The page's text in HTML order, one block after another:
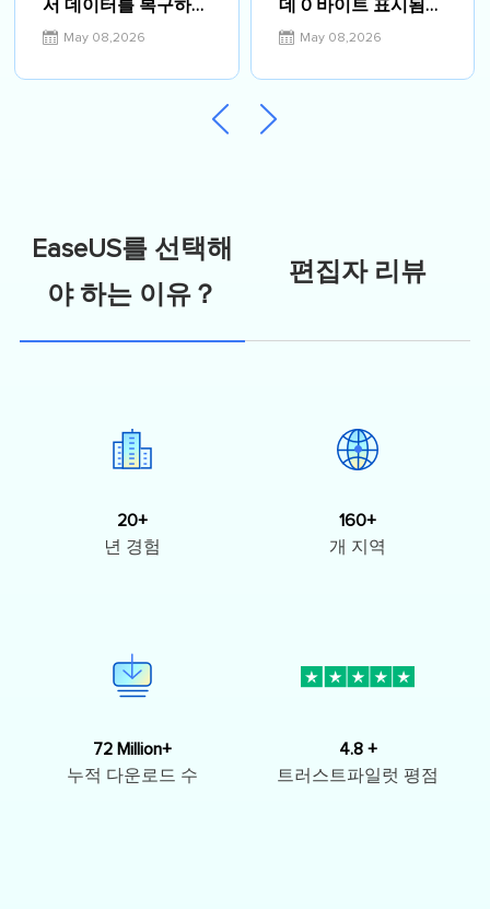
서 데이터를 복구하는
방법May 08,2026
데 0 바이트 표시됨
문제 해결 가이드
May 08,2026
EaseUS를 선택해
야 하는 이유？
편집자 리뷰
20+
년 경험
160+
개 지역
72 Million+
누적 다운로드 수
4.8 +
트러스트파일럿 평점